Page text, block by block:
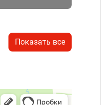
Показать все